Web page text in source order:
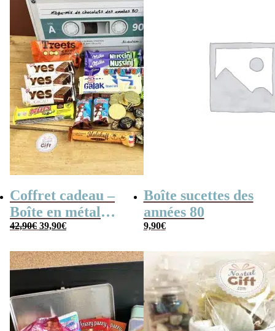
Coffret cadeau –
Boîte en métal
cassette –
années 80 – grand
coffret chocolat
original
42,90€ Le
prix
42,90€.
39,90€Le
prix
39,90€.
Boîte sucettes des
années 80
9,90€